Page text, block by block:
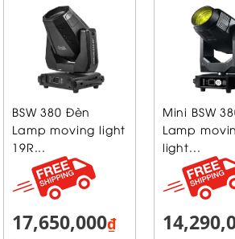
BSW 380 Đèn
Lamp moving light
19R...
17,650,000₫
Mini BSW
Lamp
light...